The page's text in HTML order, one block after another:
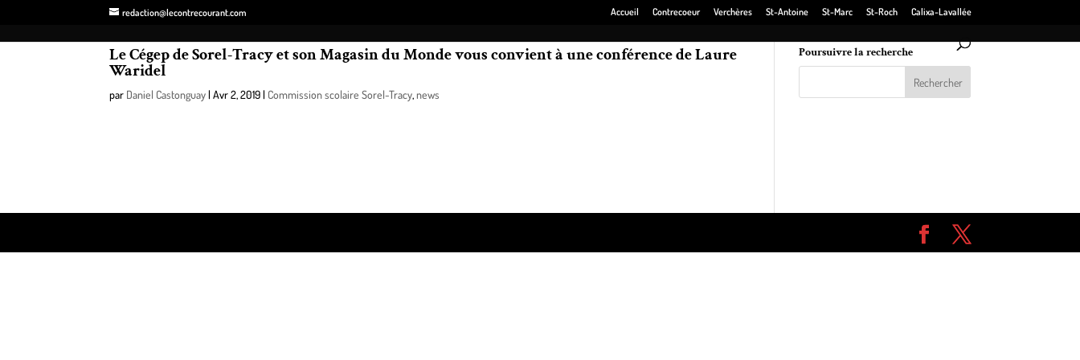
redaction@lecontrecourant.com Accueil Contrecoeur Verchères St-Antoine St-Marc St-Roch Calixa-Lavallée
Le Cégep de Sorel-Tracy et son Magasin du Monde vous convient à une conférence de Laure
Waridel
par Daniel Castonguay| Avr 2, 2019| Commission scolaire Sorel-Tracy,news
Poursuivre la recherche